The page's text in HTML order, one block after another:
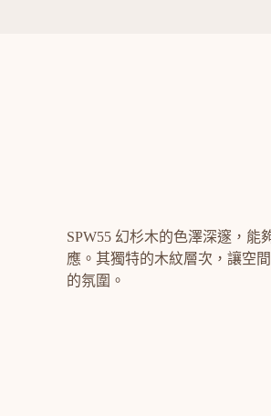
SPW55 幻杉木的色澤深邃，能
應。其獨特的木紋層次，讓空
的氛圍。